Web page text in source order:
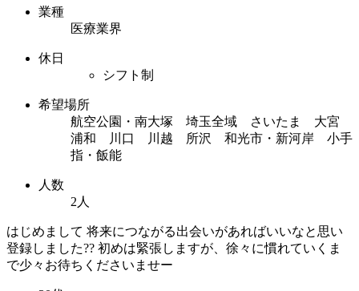
業種
医療業界
休日
シフト制
希望場所
航空公園・南大塚 埼玉全域 さいたま 大宮
浦和 川口 川越 所沢 和光市・新河岸 小手
指・飯能
人数
2人
はじめまして 将来につながる出会いがあればいいなと思い
登録しました?? 初めは緊張しますが、徐々に慣れていくま
で少々お待ちくださいませー